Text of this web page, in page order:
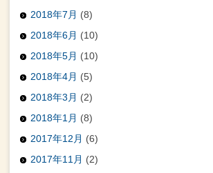
2018年7月 (8)
2018年6月 (10)
2018年5月 (10)
2018年4月 (5)
2018年3月 (2)
2018年1月 (8)
2017年12月 (6)
2017年11月 (2)